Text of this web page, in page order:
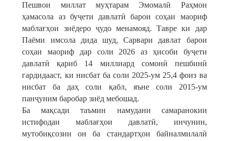
Пешвои миллат муҳтарам Эмомалӣ Раҳмон
ҳамасола аз буҷети давлатӣ барои соҳаи маориф
маблағҳои зиёдеро ҷудо менамояд. Тавре ки дар
Паёми имсола дида шуд, Сарвари давлат барои
соҳаи маориф дар соли 2026 аз ҳисоби буҷети
давлатӣ қариб 14 миллиард сомонӣ пешбинӣ
гардидааст, ки нисбат ба соли 2025-ум 25,4 фоиз ва
нисбат ба даҳ соли қабл, яъне соли 2015-ум
панҷуним баробар зиёд мебошад.
Ба мақсади таъмин намудани самаранокии
истифодаи маблағҳои давлатӣ, инчунин,
мутобиқсозии он ба стандартҳои байналмилалӣ